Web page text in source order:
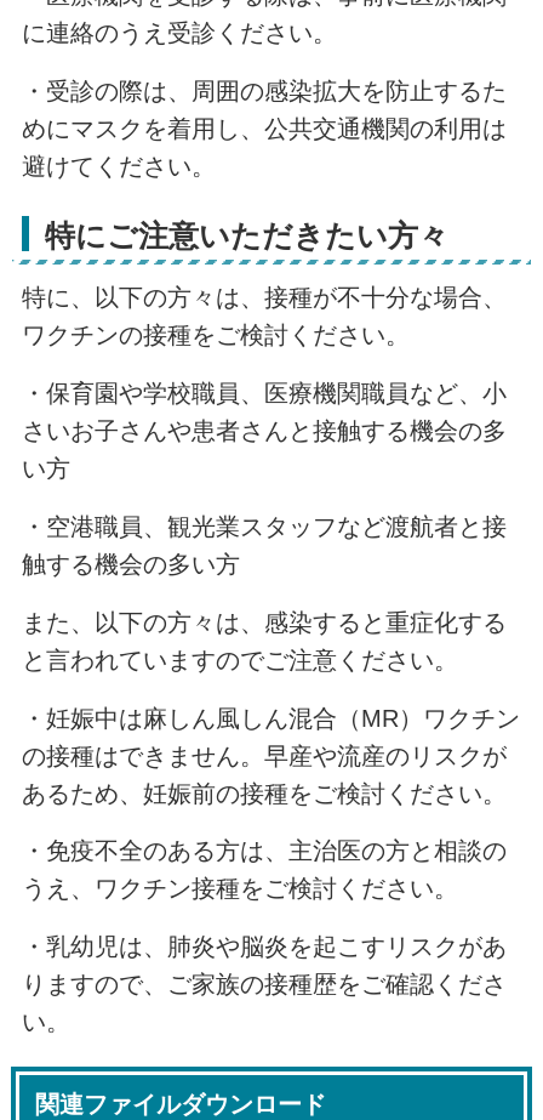
に連絡のうえ受診ください。
・受診の際は、周囲の感染拡大を防止するた
めにマスクを着用し、公共交通機関の利用は
避けてください。
特にご注意いただきたい方々
特に、以下の方々は、接種が不十分な場合、
ワクチンの接種をご検討ください。
・保育園や学校職員、医療機関職員など、小
さいお子さんや患者さんと接触する機会の多
い方
・空港職員、観光業スタッフなど渡航者と接
触する機会の多い方
また、以下の方々は、感染すると重症化する
と言われていますのでご注意ください。
・妊娠中は麻しん風しん混合（MR）ワクチン
の接種はできません。早産や流産のリスクが
あるため、妊娠前の接種をご検討ください。
・免疫不全のある方は、主治医の方と相談の
うえ、ワクチン接種をご検討ください。
・乳幼児は、肺炎や脳炎を起こすリスクがあ
りますので、ご家族の接種歴をご確認くださ
い。
関連ファイルダウンロード